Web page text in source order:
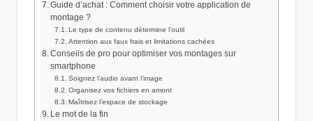
Guide d’achat : Comment choisir votre application de
montage ?
Le type de contenu détermine l’outil
Attention aux faux frais et limitations cachées
Conseils de pro pour optimiser vos montages sur
smartphone
Soignez l’audio avant l’image
Organisez vos fichiers en amont
Maîtrisez l’espace de stockage
Le mot de la fin